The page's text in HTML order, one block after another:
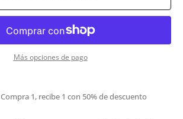
Más opciones de pago
Compra 1, recibe 1 con 50% de descuento